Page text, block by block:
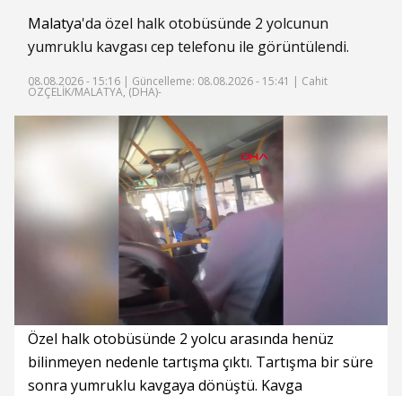
Malatya'da özel halk otobüsünde 2 yolcunun
yumruklu kavgası cep telefonu ile görüntülendi.
08.08.2026 - 15:16 | Güncelleme: 08.08.2026 - 15:41 | Cahit
ÖZÇELİK/MALATYA, (DHA)-
/
Toplam
Süre Yüklendi
0%
Yükleniyor
0%
Özel halk otobüsünde 2 yolcu arasında henüz
bilinmeyen nedenle tartışma çıktı. Tartışma bir süre
sonra yumruklu kavgaya dönüştü. Kavga